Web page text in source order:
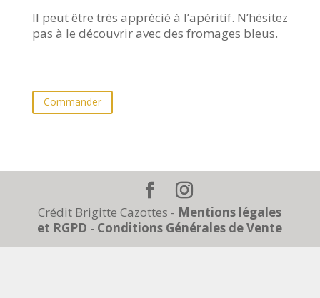
Il peut être très apprécié à l’apéritif. N’hésitez
pas à le découvrir avec des fromages bleus.
Commander
Crédit Brigitte Cazottes - Mentions légales
et RGPD - Conditions Générales de Vente